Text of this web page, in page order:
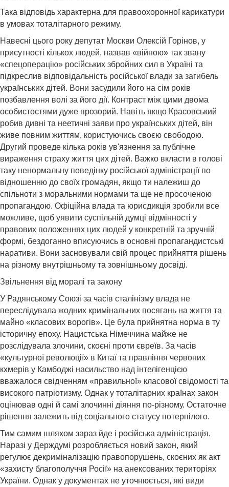
Така відповідь характерна для правоохоронної карикатури
в умовах тоталітарного режиму.
Навесні цього року депутат Москви Олексій Горінов, у
присутності кількох людей, назвав «війною» так звану
«спецоперацію» російських збройних сил в Україні та
підкреслив відповідальність російської влади за загибель
українських дітей. Вони засудили його на сім років
позбавлення волі за його дії. Контраст між цими двома
особистостями дуже прозорий. Навіть якщо Красовський
робив дивні та неетичні заяви про українських дітей, він
живе повним життям, користуючись своєю свободою.
Другий проведе кілька років ув'язнення за публічне
вираження страху життя цих дітей. Важко вкласти в голові
таку ненормальну поведінку російської адміністрації по
відношенню до своїх громадян, якщо ти належиш до
спільноти з моральними нормами та ще не просоченою
пропагандою. Офіційна влада та юрисдикція зробили все
можливе, щоб уявити суспільній думці відмінності у
правових положеннях цих людей у конкретній та зручній
формі, бездоганно вписуючись в основні пропагандистські
наративи. Вони засновували свій процес прийняття рішень
на різному внутрішньому та зовнішньому досвіді.
Звільнення від моралі та закону
У Радянському Союзі за часів сталінізму влада не
переслідувала жодних кримінальних посягань на життя та
майно «класових ворогів». Це була прийнятна норма в ту
історичну епоху. Нацистська Німеччина майже не
розслідувала злочини, скоєні проти євреїв. За часів
«культурної революції» в Китаї та правління червоних
кхмерів у Камбоджі насильство над інтелігенцією
вважалося свідченням «правильної» класової свідомості та
високого патріотизму. Однак у тоталітарних країнах закон
оцінював одні й самі злочинні діяння по-різному. Остаточне
рішення залежить від соціального статусу потерпілого.
Тим самим шляхом зараз йде і російська адміністрація.
Наразі у Держдумі розробляється новий закон, який
регулює декриміналізацію правопорушень, скоєних як акт
«захисту благополуччя Росії» на анексованих територіях
України. Однак у документах не уточнюється, які види